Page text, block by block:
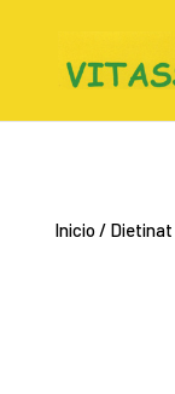
Inicio/ Dietinat